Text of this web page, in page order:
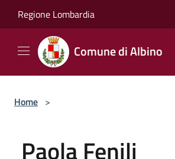
Regione Lombardia
Comune di Albino
Home >
Paola Fenili